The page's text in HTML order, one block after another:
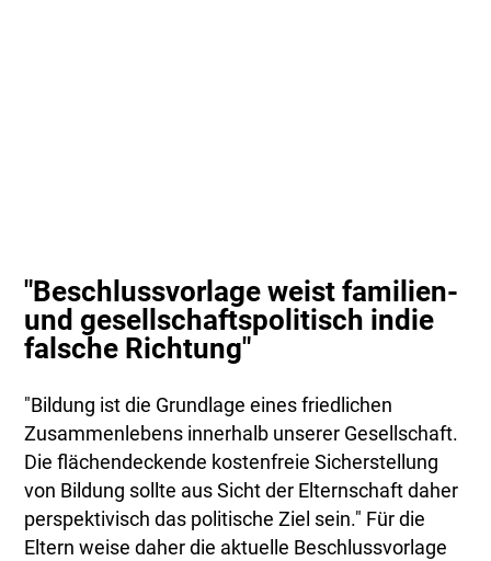
"Beschlussvorlage weist familien-
und gesellschaftspolitisch indie
falsche Richtung"
"Bildung ist die Grundlage eines friedlichen
Zusammenlebens innerhalb unserer Gesellschaft.
Die flächendeckende kostenfreie Sicherstellung
von Bildung sollte aus Sicht der Elternschaft daher
perspektivisch das politische Ziel sein." Für die
Eltern weise daher die aktuelle Beschlussvorlage